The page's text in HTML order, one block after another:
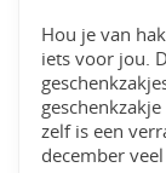
Hou je van
iets voor jou.
zelf is een
december